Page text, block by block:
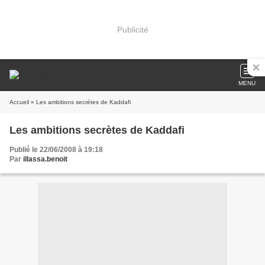
Publicité
MENU
Accueil » Les ambitions secrètes de Kaddafi
Les ambitions secrètes de Kaddafi
Publié le 22/06/2008 à 19:18
Par illassa.benoit